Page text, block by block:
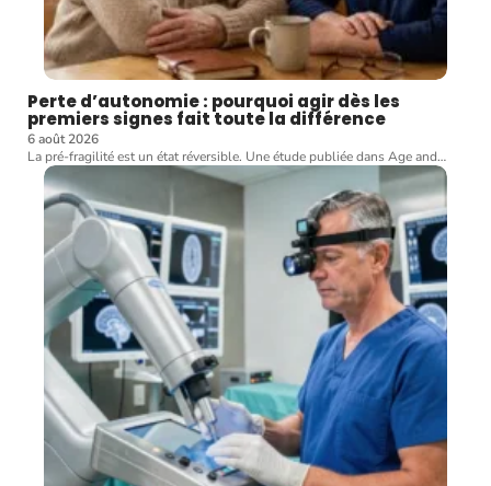
Perte d’autonomie : pourquoi agir dès les
premiers signes fait toute la différence
6 août 2026
La pré-fragilité est un état réversible. Une étude publiée dans Age and…